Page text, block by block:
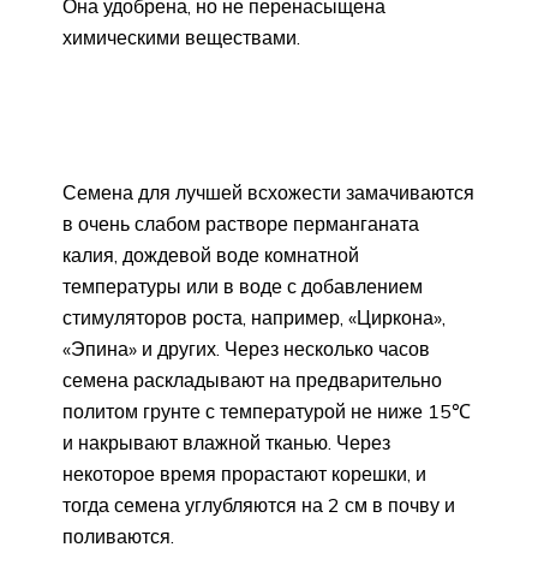
Она удобрена, но не перенасыщена
химическими веществами.
Семена для лучшей всхожести замачиваются
в очень слабом растворе перманганата
калия, дождевой воде комнатной
температуры или в воде с добавлением
стимуляторов роста, например, «Циркона»,
«Эпина» и других. Через несколько часов
семена раскладывают на предварительно
политом грунте с температурой не ниже 15℃
и накрывают влажной тканью. Через
некоторое время прорастают корешки, и
тогда семена углубляются на 2 см в почву и
поливаются.